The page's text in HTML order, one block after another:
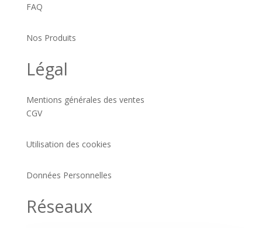
FAQ
Nos Produits
Légal
Mentions générales des ventes
CGV
Utilisation des cookies
Données Personnelles
Réseaux